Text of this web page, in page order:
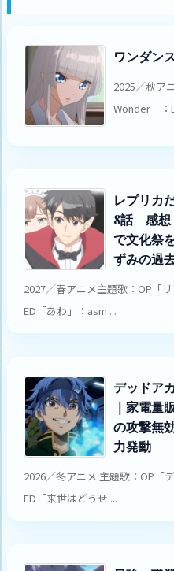
ワンダン
2025／秋ア
Wonder」：
レプリカ
8話 感想
で文化祭
ずみの過
2027／春アニメ主題歌：OP「
ED「あわ」：asm ...
デッドア
｜家電量
の攻撃無
力発動
2026／冬アニメ 主題歌：OP「
ED「来世はどうせ ...